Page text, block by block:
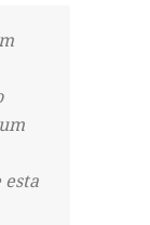
esta